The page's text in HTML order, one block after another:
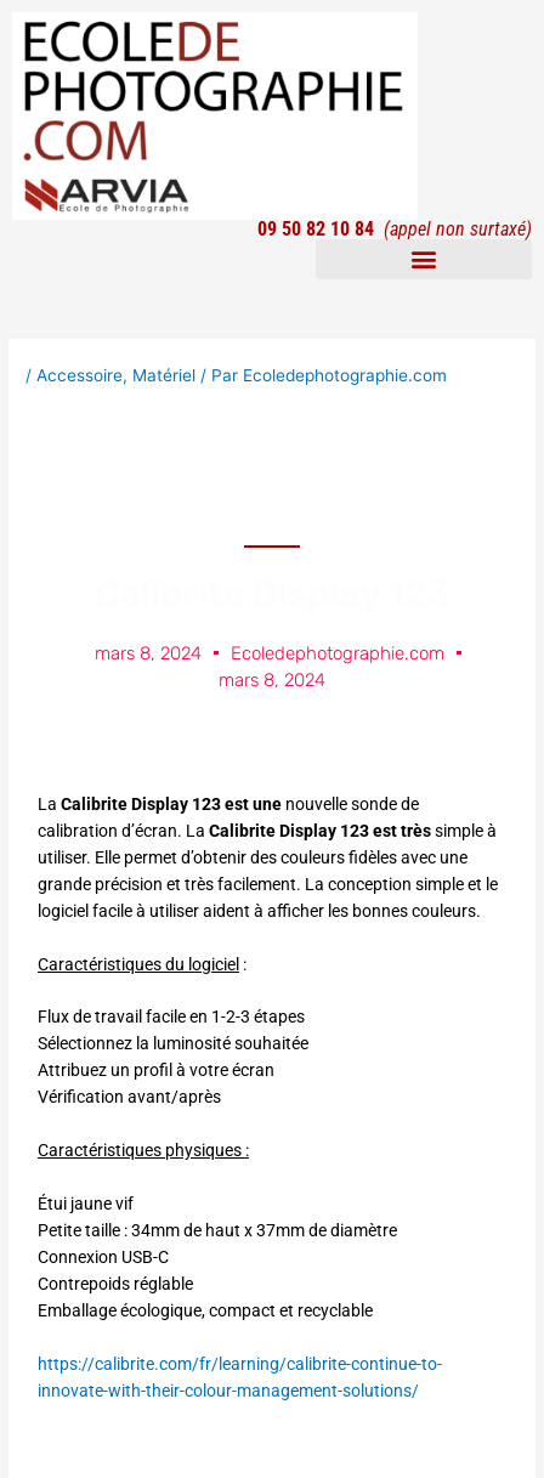
contenu
09 50 82 10 84 (appel non surtaxé)
/Accessoire, Matériel / Par Ecoledephotographie.com
mars 8, 2024
Ecoledephotographie.com
mars 8, 2024
LaCalibrite Display 123 est une nouvelle sonde de
calibration d’écran. LaCalibrite Display 123 est trèssimple à
utiliser. Elle permet d’obtenir des couleurs fidèles avec une
grande précision et très facilement. La conception simple et le
logiciel facile à utiliser aident à afficher les bonnes couleurs.
Caractéristiques du logiciel :
Flux de travail facile en 1-2-3 étapes
Sélectionnez la luminosité souhaitée
Attribuez un profil à votre écran
Vérification avant/après
Caractéristiques physiques :
Étui jaune vif
Petite taille : 34mm de haut x 37mm de diamètre
Connexion USB-C
Contrepoids réglable
Emballage écologique, compact et recyclable
https://calibrite.com/fr/learning/calibrite-continue-to-
innovate-with-their-colour-management-solutions/